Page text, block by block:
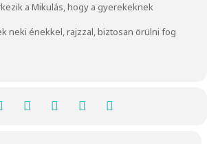
a Mikulás, hogy a gyerekeknek
neki énekkel, rajzzal, biztosan örülni fog